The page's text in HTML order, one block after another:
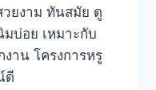
วยงาม ทันสมัย ดู
บ่อย เหมาะกับ
าน โครงการหรู
ดี